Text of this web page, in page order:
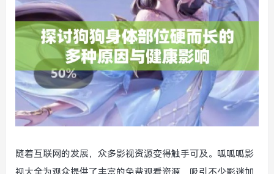
随着互联网的发展，众多影视资源变得触手可及。呱呱呱影